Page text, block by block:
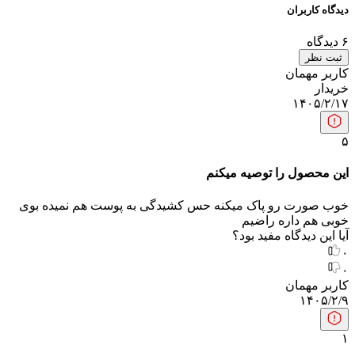
دیدگاه کاربران
۶ دیدگاه
ثبت نظر
کاربر مهمان
خریدار
۱۴۰۵/۲/۱۷
۵
این محصول را توصیه میکنم
خوب صورت رو پاک میکنه حس کشیدگی به پوست هم نمیده بوی
خوبی هم داره راضیم
آیا این دیدگاه مفید بود؟
۰
۰
کاربر مهمان
۱۴۰۵/۲/۹
۱